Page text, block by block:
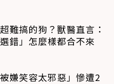
難搞的狗？獸醫直言：
錯」怎麼樣都合不來
嫌笑容太邪惡」慘遭2